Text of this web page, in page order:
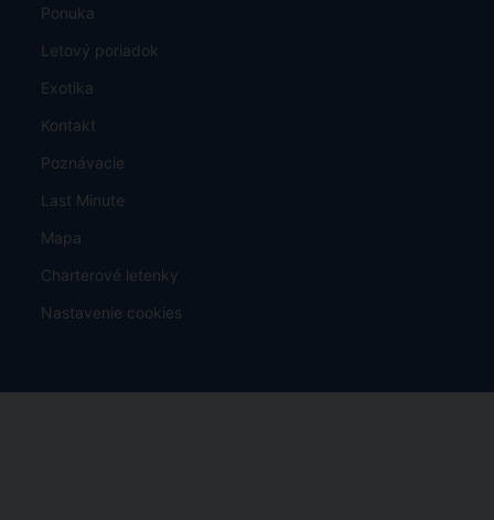
Ponuka
Letový poriadok
Exotika
Kontakt
Poznávacie
Last Minute
Mapa
Charterové letenky
Nastavenie cookies